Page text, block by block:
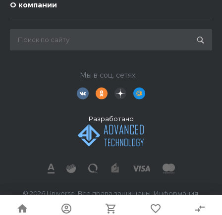
О компании
Мы в соц. сетях
© 2026 Universe, Все права защищены. Информация,
размещённая на сайте, носит исключительно
ознакомительный характер и не является публичной
Разработано